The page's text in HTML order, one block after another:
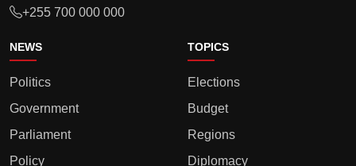
+255 700 000 000
NEWS
Politics
Government
Parliament
Policy
TOPICS
Elections
Budget
Regions
Diplomacy